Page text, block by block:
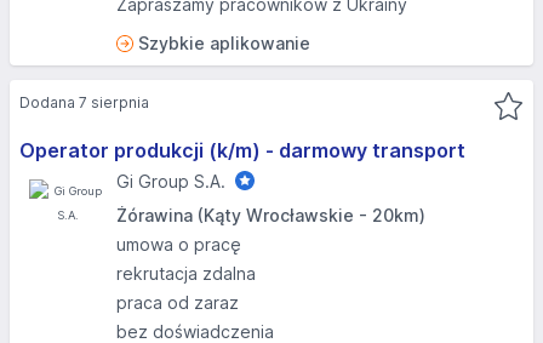
Zapraszamy pracowników z Ukrainy
Szybkie aplikowanie
Operator produkcji (k/m) - darmowy transport
Gi Group S.A.
Żórawina (Kąty Wrocławskie - 20km)
umowa o pracę
rekrutacja zdalna
praca od zaraz
bez doświadczenia
Dodana 7 sierpnia